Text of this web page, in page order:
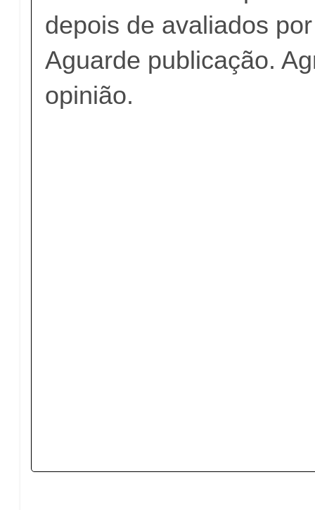
depois de avaliados
Aguarde publicação.
opinião.